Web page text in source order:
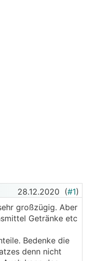
28.12.2020 (#1)
großzügig. Aber
Getränke etc
Bedenke die
denn nicht